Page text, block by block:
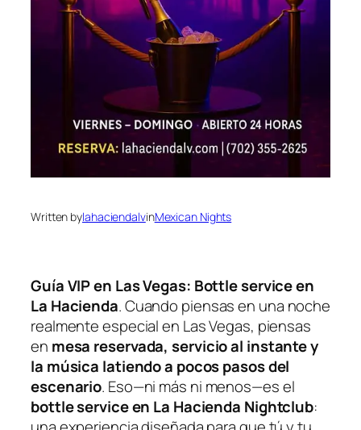
Written bylahaciendalvinMexican Nights
Guía VIP en Las Vegas: Bottle service en
La Hacienda. Cuando piensas en una noche
realmente especial en Las Vegas, piensas
en mesa reservada, servicio al instante y
la música latiendo a pocos pasos del
escenario. Eso—ni más ni menos—es el
bottle service en La Hacienda Nightclub: